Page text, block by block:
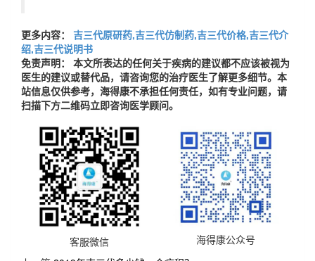
更多内容：
吉三代原研药,吉三代仿制药,吉三代价格,吉三代介
绍,吉三代说明书
免责声明： 本文所表达的任何关于疾病的建议都不应该被视为
医生的建议或替代品，请咨询您的治疗医生了解更多细节。本
站信息仅供参考，海得康不承担任何责任，如有专业问题，请
扫描下方二维码立即咨询医学顾问。
客服微信
海得康公众号